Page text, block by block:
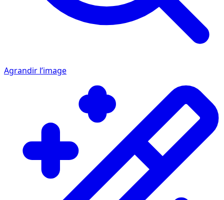
Agrandir l’image